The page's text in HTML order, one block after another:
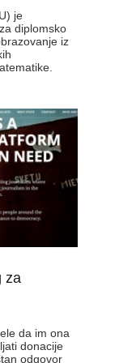
je
diplomsko
iz
za
da im ona
donacije
odgovor